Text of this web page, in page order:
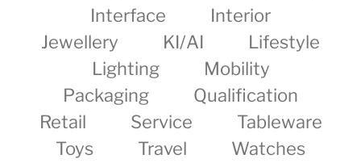
Interface
Interior
Jewellery
KI/AI
Lifestyle
Lighting
Mobility
Packaging
Qualification
Retail
Service
Tableware
Toys
Travel
Watches